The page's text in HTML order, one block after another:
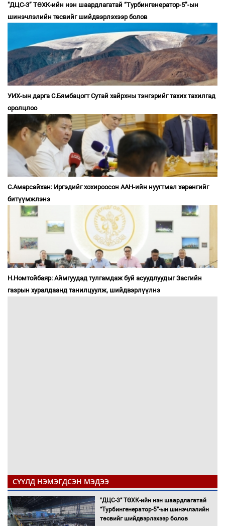
"ДЦС-3” ТӨХК-ийн нэн шаардлагатай “Турбингенератор-5”-ын
шинэчлэлийн төсвийг шийдвэрлэхээр болов
УИХ-ын дарга С.Бямбацогт Сутай хайрхны тэнгэрийг тахих тахилгад
оролцлоо
С.Амарсайхан: Иргэдийг хохироосон ААН-ийн нуугтмал хөрөнгийг
битүүмжлэнэ
Н.Номтойбаяр: Аймгуудад тулгамдаж буй асуудлуудыг Засгийн
газрын хуралдаанд танилцуулж, шийдвэрлүүлнэ
СҮҮЛД НЭМЭГДСЭН МЭДЭЭ
"ДЦС-3” ТӨХК-ийн нэн шаардлагатай
“Турбингенератор-5”-ын шинэчлэлийн
төсвийг шийдвэрлэхээр болов